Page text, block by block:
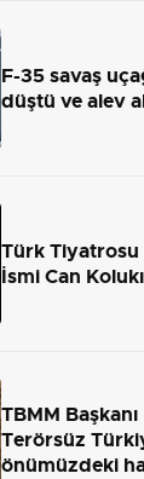
F-35 savaş
düştü ve alev
Türk Tiyatrosu
İsmi Can
TBMM
Terörsüz
önümüzdeki